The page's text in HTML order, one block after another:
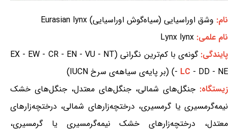
نام: وشق اوراسیایی (سیاه‌گوش اوراسیایی) Eurasian lynx
نام علمی: Lynx lynx
پایندگی:
گونه‌ی با کم‌ترین نگرانی (EX - EW - CR - EN - VU - NT
- LC - DD - NE) (بر پایه‌ی سیاهه‌ی سرخ IUCN)
زیستگاه: جنگل‌های شمالی، جنگل‌های معتدل، جنگل‌های خشک
نیمه‌گرمسیری یا گرمسیری، درختچه‌زارهای شمالی، درختچه‌زارهای
معتدل، درختچه‌زارهای خشک نیمه‌گرمسیری یا گرمسیری،